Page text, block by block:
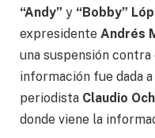
“Andy” y “Bobby”
expresidente Andrés
una suspensión
información fue dada
periodista Claudio
donde viene la